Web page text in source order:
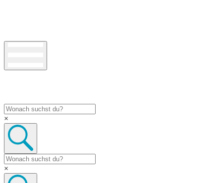
×
×